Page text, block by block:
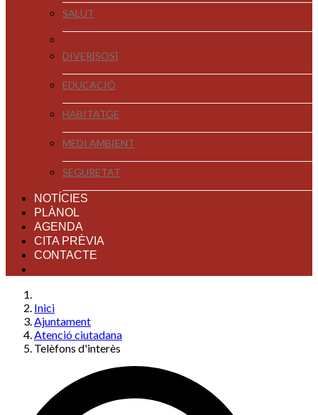
SALUT
DIVER[SOS]
EDUCACIÓ
HABITATGE
MEDI AMBIENT
SEGURETAT
NOTÍCIES
PLÀNOL
AGENDA
CITA PRÈVIA
CONTACTE
Inici
Ajuntament
Atenció ciutadana
Telèfons d'interès